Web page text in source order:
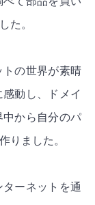
た。
の世界が素晴
動し、ドメイ
中から自分のパ
りました。
ーネットを通